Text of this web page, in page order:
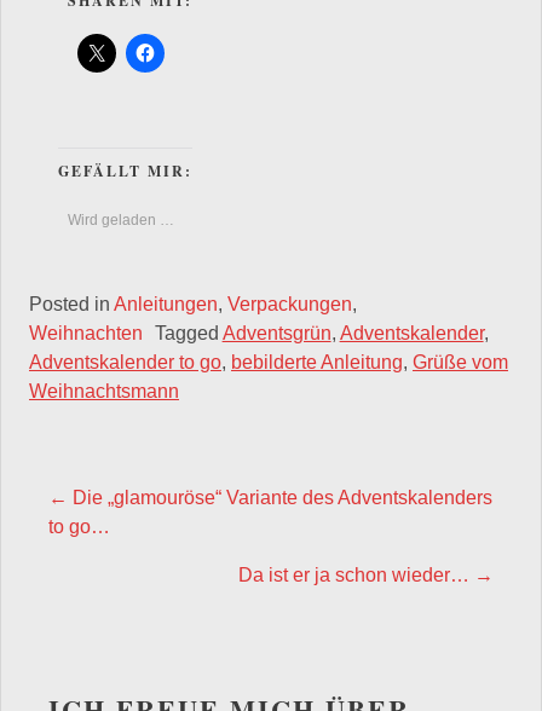
GEFÄLLT MIR:
Wird geladen …
Posted in Anleitungen, Verpackungen,
Weihnachten
Tagged Adventsgrün, Adventskalender,
Adventskalender to go, bebilderte Anleitung, Grüße vom
Weihnachtsmann
POST NAVIGATION
← Die „glamouröse“ Variante des Adventskalenders
to go…
Da ist er ja schon wieder… →